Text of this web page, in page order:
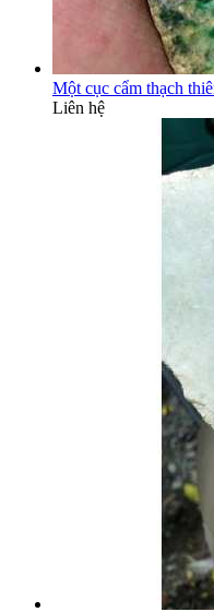
Một cục cẩm thạch
Liên hệ